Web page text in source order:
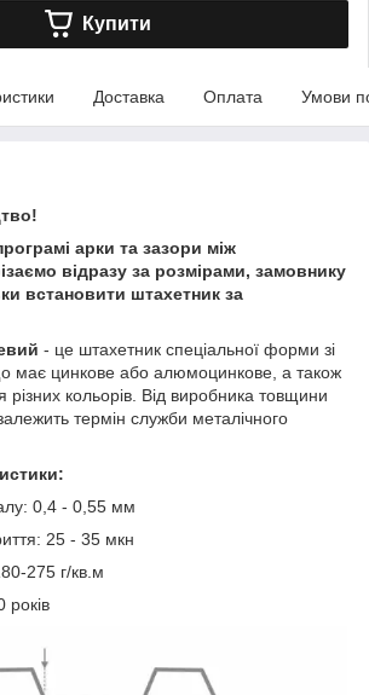
Купити
Доставка Оплата Умови
арки та зазори між
відразу за розмірами, замовнику
встановити штахетник за
- це штахетник спеціальної форми зі
має цинкове або алюмоцинкове, а також
різних кольорів. Від виробника товщини
термін служби металічного
0,4 - 0,55 мм
25 - 35 мкн
275 г/кв.м
років